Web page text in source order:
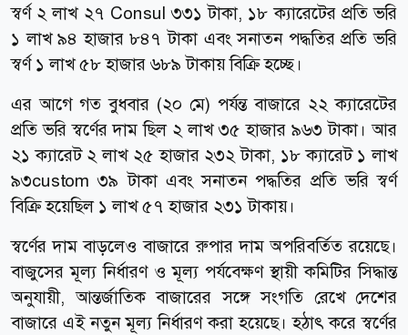
স্বর্ণ ২ লাখ ২৭ Consul ৩৩১ টাকা, ১৮ ক্যারেটের প্রতি ভরি
১ লাখ ৯৪ হাজার ৮৪৭ টাকা এবং সনাতন পদ্ধতির প্রতি ভরি
স্বর্ণ ১ লাখ ৫৮ হাজার ৬৮৯ টাকায় বিক্রি হচ্ছে।
এর আগে গত বুধবার (২০ মে) পর্যন্ত বাজারে ২২ ক্যারেটের
প্রতি ভরি স্বর্ণের দাম ছিল ২ লাখ ৩৫ হাজার ৯৬৩ টাকা। আর
২১ ক্যারেট ২ লাখ ২৫ হাজার ২৩২ টাকা, ১৮ ক্যারেট ১ লাখ
৯৩custom ৩৯ টাকা এবং সনাতন পদ্ধতির প্রতি ভরি স্বর্ণ
বিক্রি হয়েছিল ১ লাখ ৫৭ হাজার ২৩১ টাকায়।
স্বর্ণের দাম বাড়লেও বাজারে রুপার দাম অপরিবর্তিত রয়েছে।
বাজুসের মূল্য নির্ধারণ ও মূল্য পর্যবেক্ষণ স্থায়ী কমিটির সিদ্ধান্ত
অনুযায়ী, আন্তর্জাতিক বাজারের সঙ্গে সংগতি রেখে দেশের
বাজারে এই নতুন মূল্য নির্ধারণ করা হয়েছে। হঠাৎ করে স্বর্ণের